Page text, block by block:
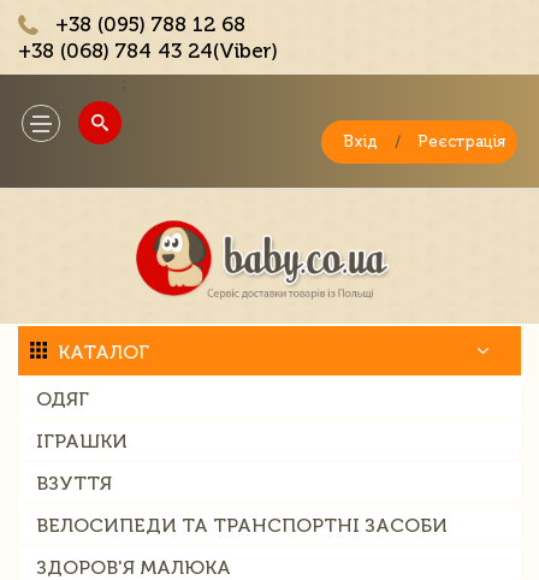
+38 (095) 788 12 68
+38 (068) 784 43 24(Viber)
Toggle
navigation
Вхід / Реєстрація
КАТАЛОГ
ОДЯГ
ІГРАШКИ
ВЗУТТЯ
ВЕЛОСИПЕДИ ТА ТРАНСПОРТНІ ЗАСОБИ
ЗДОРОВ'Я МАЛЮКА